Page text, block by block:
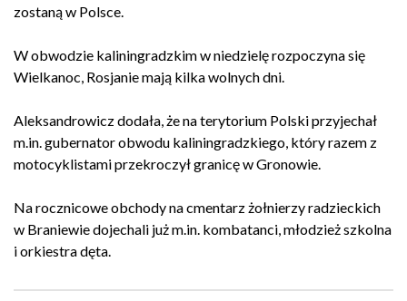
zostaną w Polsce.
W obwodzie kaliningradzkim w niedzielę rozpoczyna się
Wielkanoc, Rosjanie mają kilka wolnych dni.
Aleksandrowicz dodała, że na terytorium Polski przyjechał
m.in. gubernator obwodu kaliningradzkiego, który razem z
motocyklistami przekroczył granicę w Gronowie.
Na rocznicowe obchody na cmentarz żołnierzy radzieckich
w Braniewie dojechali już m.in. kombatanci, młodzież szkolna
i orkiestra dęta.